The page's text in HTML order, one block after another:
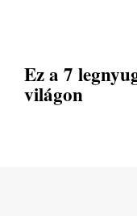
Ez a 7
világon